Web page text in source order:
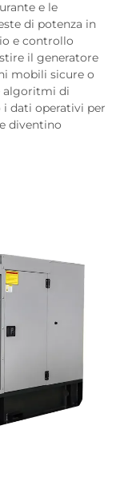
e le
di potenza in
e controllo
il generatore
mobili sicure o
algoritmi di
i dati operativi per
diventino